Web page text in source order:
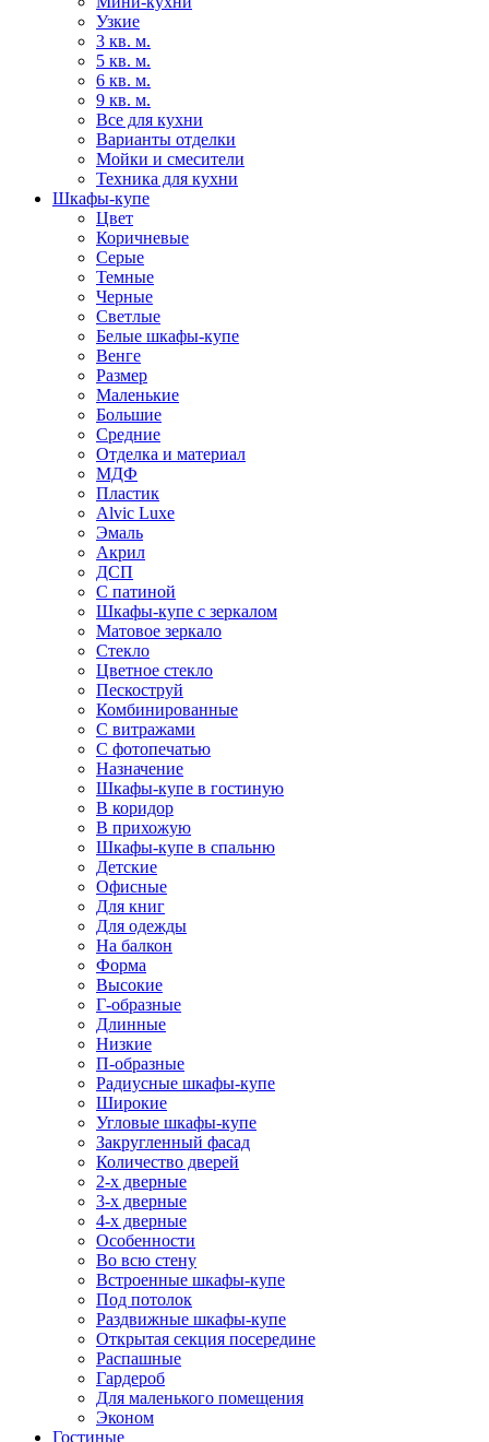
Узкие
3 кв. м.
5 кв. м.
6 кв. м.
9 кв. м.
Все для кухни
Варианты отделки
Мойки и смесители
Техника для кухни
Шкафы-купе
Цвет
Коричневые
Серые
Темные
Черные
Светлые
Белые шкафы-купе
Венге
Размер
Маленькие
Большие
Средние
Отделка и материал
МДФ
Пластик
Alvic Luxe
Эмаль
Акрил
ДСП
С патиной
Шкафы-купе с зеркалом
Матовое зеркало
Стекло
Цветное стекло
Пескоструй
Комбинированные
С витражами
С фотопечатью
Назначение
Шкафы-купе в гостиную
В коридор
В прихожую
Шкафы-купе в спальню
Детские
Офисные
Для книг
Для одежды
На балкон
Форма
Высокие
Г-образные
Длинные
Низкие
П-образные
Радиусные шкафы-купе
Широкие
Угловые шкафы-купе
Закругленный фасад
Количество дверей
2-х дверные
3-х дверные
4-х дверные
Особенности
Во всю стену
Встроенные шкафы-купе
Под потолок
Раздвижные шкафы-купе
Открытая секция посередине
Распашные
Гардероб
Для маленького помещения
Эконом
Гостиные